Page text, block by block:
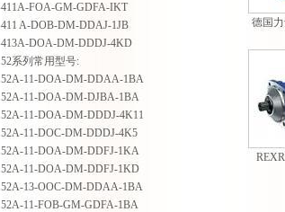
德国
411A-FOA-GM-GDFA-IKT
411 A-DOB-DM-DDAJ-1JB
413A-DOA-DM-DDDJ-4KD
52系列常用型号:
52A-11-DOA-DM-DDAA-1BA
52A-11-DOA-DM-DJBA-1BA
52A-11-DOA-DM-DDDJ-4K11
52A-11-DOC-DM-DDDJ-4K5
52A-11-DOA-DM-DDFJ-1KA
52A-11-DOA-DM-DDFJ-1KD
52A-13-OOC-DM-DDAA-1BA
52A-11-FOB-GM-GDFA-1BA